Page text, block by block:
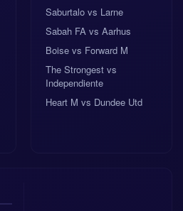
Saburtalo vs Larne
Sabah FA vs Aarhus
Boise vs Forward M
The Strongest vs
Independiente
Heart M vs Dundee Utd